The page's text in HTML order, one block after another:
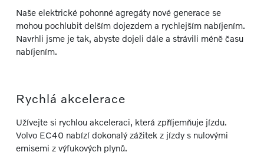
Naše elektrické pohonné agregáty nové generace se
mohou pochlubit delším dojezdem a rychlejším nabíjením.
Navrhli jsme je tak, abyste dojeli dále a strávili méně času
nabíjením.
Rychlá akcelerace
Užívejte si rychlou akceleraci, která zpříjemňuje jízdu.
Volvo EC40 nabízí dokonalý zážitek z jízdy s nulovými
emisemi z výfukových plynů.